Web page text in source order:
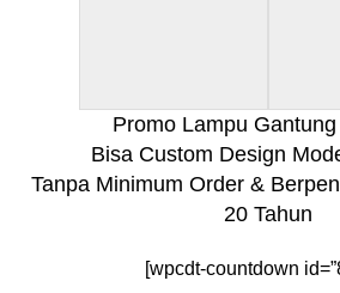
Promo Lampu
Bisa Custom Design
Tanpa Minimum Order &
20 Tahun
[wpcdt-countdown